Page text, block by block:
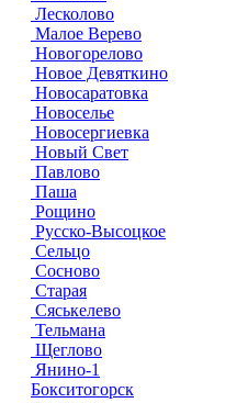
Лесколово
Малое Верево
Новогорелово
Новое Девяткино
Новосаратовка
Новоселье
Новосергиевка
Новый Свет
Павлово
Паша
Рощино
Русско-Высоцкое
Сельцо
Сосново
Старая
Сяськелево
Тельмана
Щеглово
Янино-1
Бокситогорск